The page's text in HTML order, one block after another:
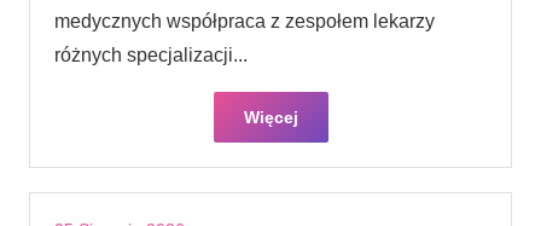
medycznych współpraca z zespołem lekarzy
różnych specjalizacji...
Więcej